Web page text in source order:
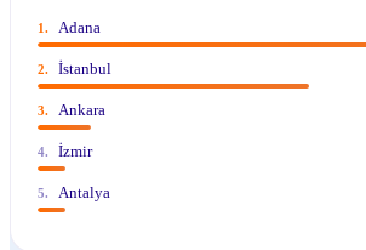
1. Adana
2. İstanbul
3. Ankara
4. İzmir
5. Antalya